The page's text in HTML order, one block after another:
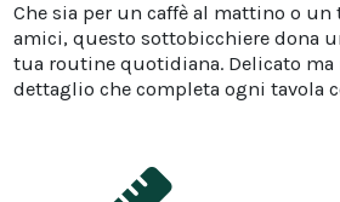
Che sia per un caffè al mattino o
amici, questo sottobicchiere dona
tua routine quotidiana. Delicato ma
dettaglio che completa ogni tavola